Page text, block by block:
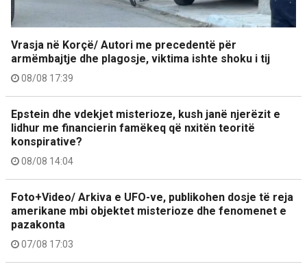
Vrasja në Korçë/ Autori me precedentë për
armëmbajtje dhe plagosje, viktima ishte shoku i tij
08/08 17:39
Epstein dhe vdekjet misterioze, kush janë njerëzit e
lidhur me financierin famëkeq që nxitën teoritë
konspirative?
08/08 14:04
Foto+Video/ Arkiva e UFO-ve, publikohen dosje të reja
amerikane mbi objektet misterioze dhe fenomenet e
pazakonta
07/08 17:03